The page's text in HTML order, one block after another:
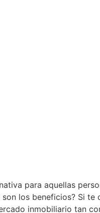
para aquellas
los beneficios? Si
inmobiliario tan